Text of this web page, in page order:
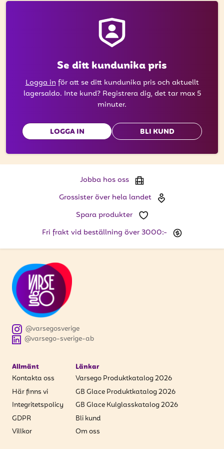
Ange din e-postadress nedan för att ta del av våra
Se ditt kundunika pris
Logga inför att se ditt kundunika pris och aktuellt
lagersaldo. Inte kund? Registrera dig, det tar max 5
minuter.
LOGGA IN BLI KUND
Jobba hos oss
Grossister över hela landet
Spara produkter
Fri frakt vid beställning över 3000:-
@varsego-sverige-ab
@varsegosverige
Allmänt
Kontakta oss
Här finns vi
Integritetspolicy
GDPR
Villkor
Länkar
Varsego Produktkatalog 2026
GB Glace Produktkatalog 2026
GB Glace Kulglasskatalog 2026
Bli kund
Om oss